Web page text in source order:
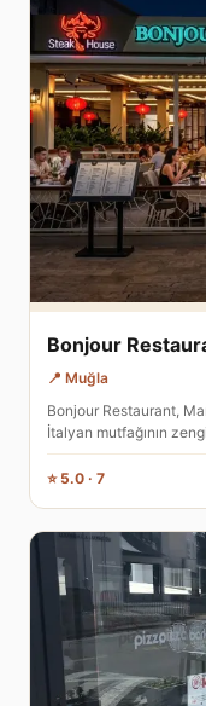
Bonjour
📍 Muğla
Bonjour Restaurant,
İtalyan mutfağının
⭐ 5.0 · 7